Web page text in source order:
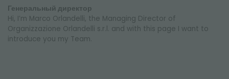
Генеральный директор
Hi, I’m Marco Orlandelli, the Managing Director of
Organizzazione Orlandelli s.r.l. and with this page I want to
introduce you my Team.